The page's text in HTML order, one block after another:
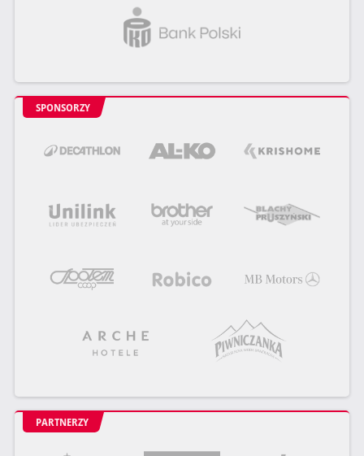
SPONSORZY
PARTNERZY